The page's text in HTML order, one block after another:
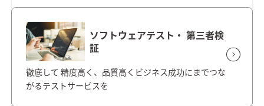
ソフトウェアテスト・ 第三者検
証
徹底して 精度高く、品質高くビジネス成功にまでつな
がるテストサービスを